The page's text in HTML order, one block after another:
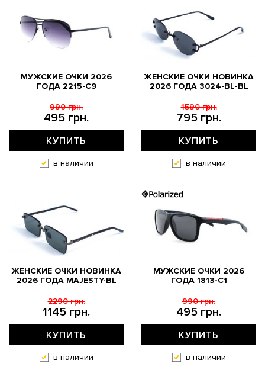
МУЖСКИЕ ОЧКИ 2026
ГОДА 2215-C9
495 грн.
990 грн.
КУПИТЬ
в наличии
ЖЕНСКИЕ ОЧКИ НОВИНКА
2026 ГОДА 3024-BL-BL
795 грн.
1590 грн.
КУПИТЬ
в наличии
ЖЕНСКИЕ ОЧКИ НОВИНКА
2026 ГОДА MAJESTY-BL
1145 грн.
2290 грн.
КУПИТЬ
в наличии
МУЖСКИЕ ОЧКИ 2026
ГОДА 1813-С1
495 грн.
990 грн.
КУПИТЬ
в наличии